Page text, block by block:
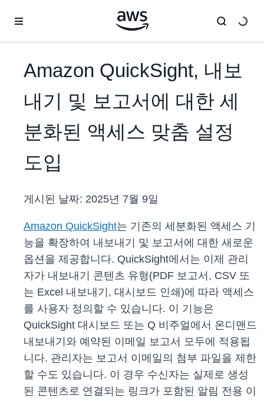
Amazon QuickSight, 내보
내기 및 보고서에 대한 세
분화된 액세스 맞춤 설정
도입
게시된 날짜: 2025년 7월 9일
Amazon QuickSight는 기존의 세분화된 액세스 기
능을 확장하여 내보내기 및 보고서에 대한 새로운
옵션을 제공합니다. QuickSight에서는 이제 관리
자가 내보내기 콘텐츠 유형(PDF 보고서, CSV 또
는 Excel 내보내기, 대시보드 인쇄)에 따라 액세스
를 사용자 정의할 수 있습니다. 이 기능은
QuickSight 대시보드 또는 Q 비주얼에서 온디맨드
내보내기와 예약된 이메일 보고서 모두에 적용됩
니다. 관리자는 보고서 이메일의 첨부 파일을 제한
할 수도 있습니다. 이 경우 수신자는 실제로 생성
된 콘텐츠로 연결되는 링크가 포함된 알림 전용 이